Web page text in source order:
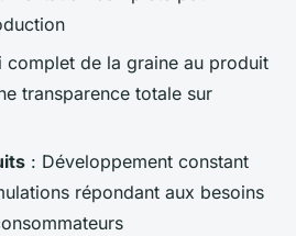
complet de la graine au produit
transparence totale sur
: Développement constant
répondant aux besoins